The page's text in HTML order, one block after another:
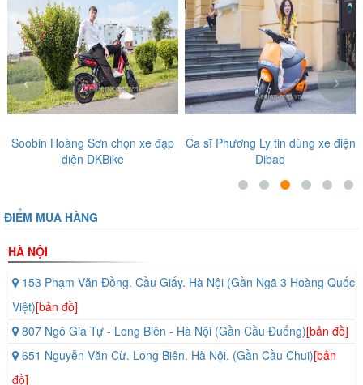
Soobin Hoàng Sơn chọn xe đạp
điện DKBike
Ca sĩ Phương Ly tin dùng xe điện
Dibao
‹ ›
ĐIỂM MUA HÀNG
HÀ NỘI
153 Phạm Văn Đồng. Cầu Giấy. Hà Nội (Gần Ngã 3 Hoàng Quốc
Việt)[bản đồ]
807 Ngô Gia Tự - Long Biên - Hà Nội (Gần Cầu Đuống)[bản đồ]
651 Nguyễn Văn Cừ. Long Biên. Hà Nội. (Gần Cầu Chui)[bản
đồ]